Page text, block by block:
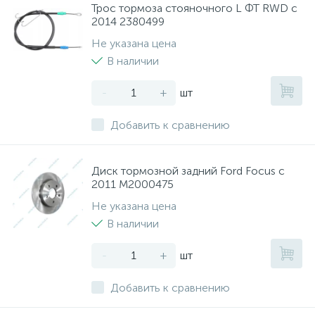
Трос тормоза стояночного L ФТ RWD с
2014 2380499
Не указана цена
В наличии
- + шт
Добавить к сравнению
Диск тормозной задний Ford Focus с
2011 M2000475
Не указана цена
В наличии
- + шт
Добавить к сравнению